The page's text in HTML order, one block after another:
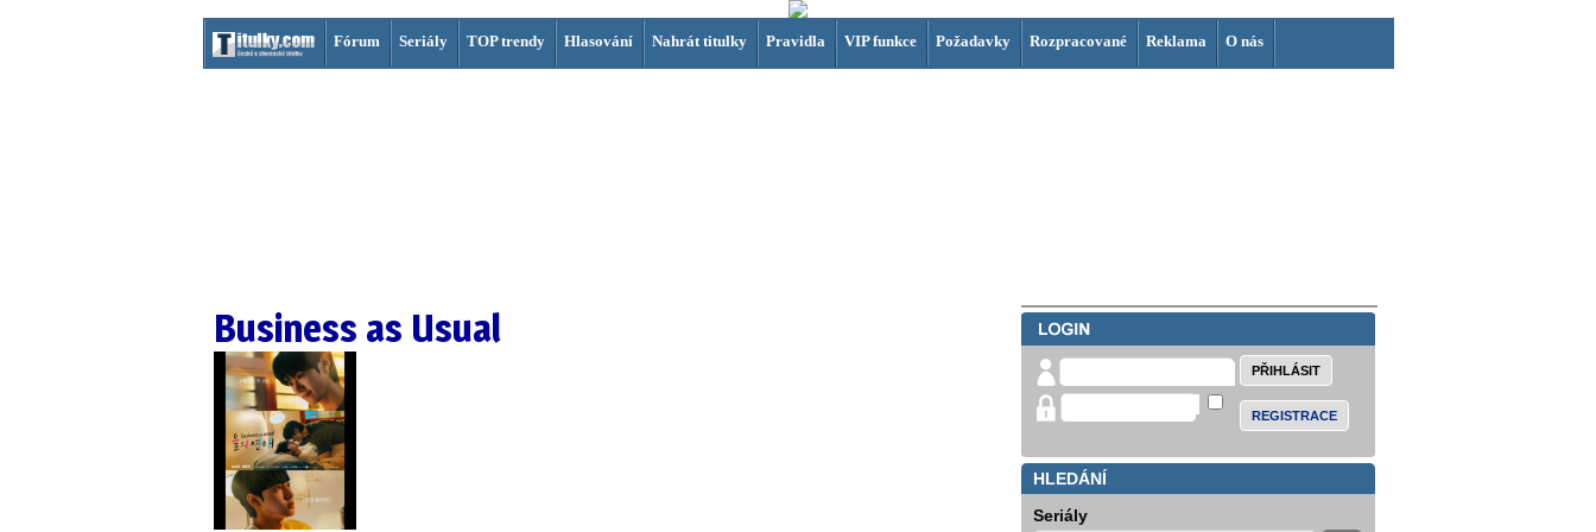
Fórum Seriály TOP trendy Hlasování Nahrát titulky Pravidla VIP funkce Požadavky Rozpracované Reklama O nás
Business as Usual
REGISTRACE
HLEDÁNÍ
Seriály